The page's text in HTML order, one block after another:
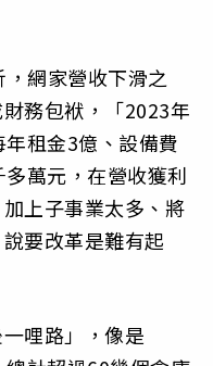
網家營收下滑之
務包袱，「2023年
租金3億、設備費
萬元，在營收獲利
上子事業太多、將
要改革是難有起
哩路」，像是